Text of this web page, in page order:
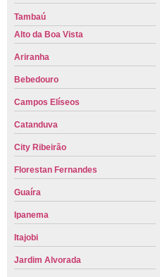
Tambaú
Alto da Boa Vista
Ariranha
Bebedouro
Campos Elíseos
Catanduva
City Ribeirão
Florestan Fernandes
Guaíra
Ipanema
Itajobi
Jardim Alvorada